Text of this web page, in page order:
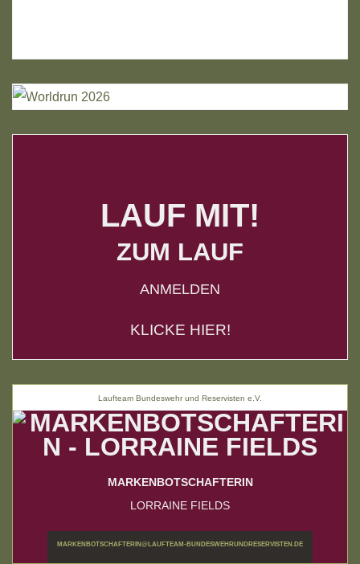
LAUF MIT!
ZUM LAUF
ANMELDEN
KLICKE HIER!
Laufteam Bundeswehr und Reservisten e.V.
MARKENBOTSCHAFTERIN
LORRAINE FIELDS
MARKENBOTSCHAFTERIN@LAUFTEAM-BUNDESWEHRUNDRESERVISTEN.DE